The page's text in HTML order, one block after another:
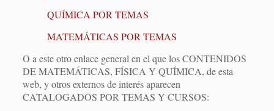
QUÍMICA POR TEMAS
MATEMÁTICAS POR TEMAS
O a este otro enlace general en el que los CONTENIDOS
DE MATEMÁTICAS, FÍSICA Y QUÍMICA, de esta
web, y otros externos de interés aparecen
CATALOGADOS POR TEMAS Y CURSOS: